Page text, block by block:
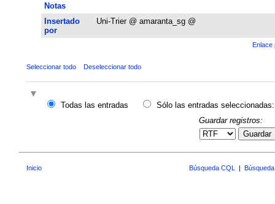
Notas
Insertado
por
Uni-Trier @ amaranta_sg @
Enlace
Seleccionar todo Deseleccionar todo
Todas las entradas
Sólo las entradas seleccionadas:
Guardar registros:
Guardar
Inicio Búsqueda CQL